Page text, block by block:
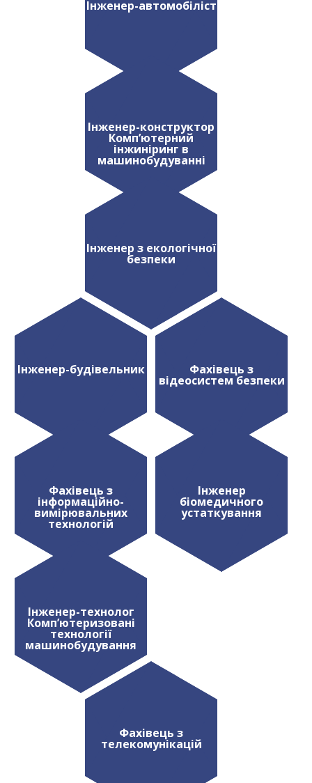
Інженер-автомобіліст
Інженер-конструктор
Комп’ютерний
інжиніринг в
машинобудуванні
Інженер з екологічної
безпеки
Інженер-будівельник Фахівець з
відеосистем безпеки
Фахівець з
інформаційно-
вимірювальних
технологій
Інженер
біомедичного
устаткування
Інженер-технолог
Комп’ютеризовані
технології
машинобудування
Фахівець з
телекомунікацій